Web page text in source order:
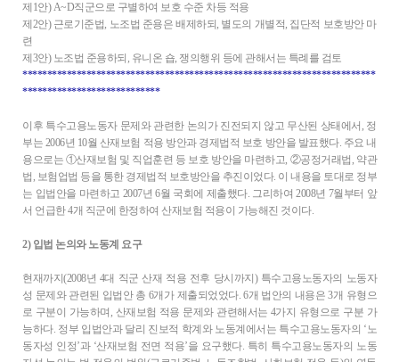
제1안) A~D직군으로 구별하여 보호 수준 차등 적용
제2안) 근로기준법, 노조법 준용은 배제하되, 별도의 개별적, 집단적 보호방안 마
련
제3안) 노조법 준용하되, 유니온 숍, 쟁의행위 등에 관해서는 특례를 검토
************************************************************************
****************************
이후 특수고용노동자 문제와 관련한 논의가 진전되지 않고 무산된 상태에서, 정
부는 2006년 10월 산재보험 적용 방안과 경제법적 보호 방안을 발표했다. 주요 내
용으로는 ①산재보험 및 직업훈련 등 보호 방안을 마련하고, ②공정거래법, 약관
법, 보험업법 등을 통한 경제법적 보호방안을 추진이었다. 이 내용을 토대로 정부
는 입법안을 마련하고 2007년 6월 국회에 제출했다. 그리하여 2008년 7월부터 앞
서 언급한 4개 직군에 한정하여 산재보험 적용이 가능해진 것이다.
2) 입법 논의와 노동계 요구
현재까지(2008년 4대 직군 산재 적용 전후 당시까지) 특수고용노동자의 노동자
성 문제와 관련된 입법안 총 6개가 제출되었었다. 6개 법안의 내용은 3개 유형으
로 구분이 가능하며, 산재보험 적용 문제와 관련해서는 4가지 유형으로 구분 가
능하다. 정부 입법안과 달리 진보적 학계와 노동계에서는 특수고용노동자의 ‘노
동자성 인정’과 ‘산재보험 전면 적용’을 요구했다. 특히 특수고용노동자의 노동